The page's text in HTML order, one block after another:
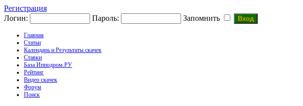
Регистрация
Логин:
Пароль: Запомнить
Главная
Статьи
Календарь и Результаты скачек
Ставки
База Ипподром.РУ
Рейтинг
Видео скачек
Форум
Поиск